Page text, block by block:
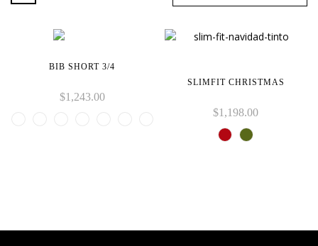
BIB SHORT 3/4
$1,243.00
SLIMFIT CHRISTMAS
$1,198.00